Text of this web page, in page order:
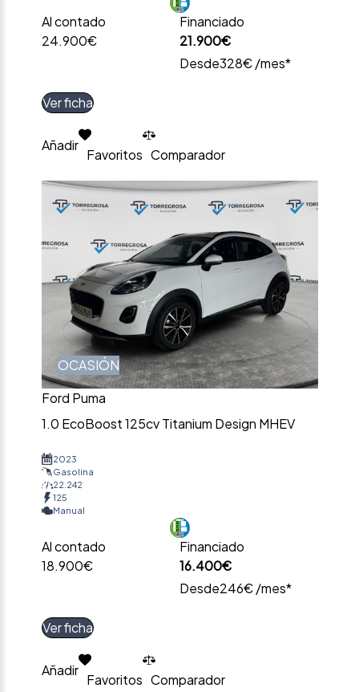
Al contado
24.900€
Financiado
21.900€
Desde328€ /mes*
Ver ficha
Añadir
Favoritos Comparador
OCASIÓN
Ford Puma
1.0 EcoBoost 125cv Titanium Design MHEV
2023
Gasolina
22.242
125
Manual
Al contado
18.900€
Financiado
16.400€
Desde246€ /mes*
Ver ficha
Añadir
Favoritos Comparador